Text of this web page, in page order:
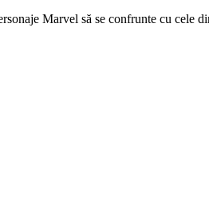
Marvel să se confrunte cu cele